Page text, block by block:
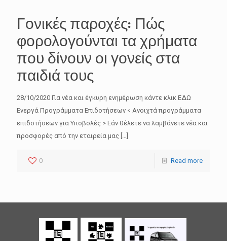
Γονικές παροχές: Πώς
φορολογούνται τα χρήματα
που δίνουν οι γονείς στα
παιδιά τους
28/10/2020 Για νέα και έγκυρη ενημέρωση κάντε κλικ ΕΔΩ
Ενεργά Προγράμματα Επιδοτήσεων < Ανοιχτά προγράμματα
επιδοτήσεων για Υποβολές > Εάν θέλετε να λαμβάνετε νέα και
προσφορές από την εταιρεία μας […]
0 Read more